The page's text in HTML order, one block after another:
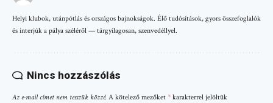
Helyi klubok, utánpótlás és országos bajnokságok. Élő tudósítások, gyors összefoglalók
és interjúk a pálya széléről — tárgyilagosan, szenvedéllyel.
Nincs hozzászólás
Az e-mail címet nem tesszük közzé. A kötelező mezőket * karakterrel jelöltük